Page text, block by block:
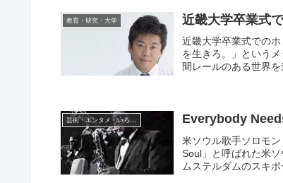
教育・研究・大学 近畿大学卒業式
近畿大学卒業式での
を生きろ。」という
間レールのある世界
Everybody
米ソウル歌手ソロモ
Soul」と呼ばれた米
ムステルダムのスキポ